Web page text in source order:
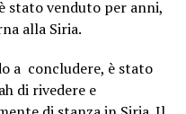
stato venduto per anni,
alla Siria.
a concludere, è stato
di rivedere e